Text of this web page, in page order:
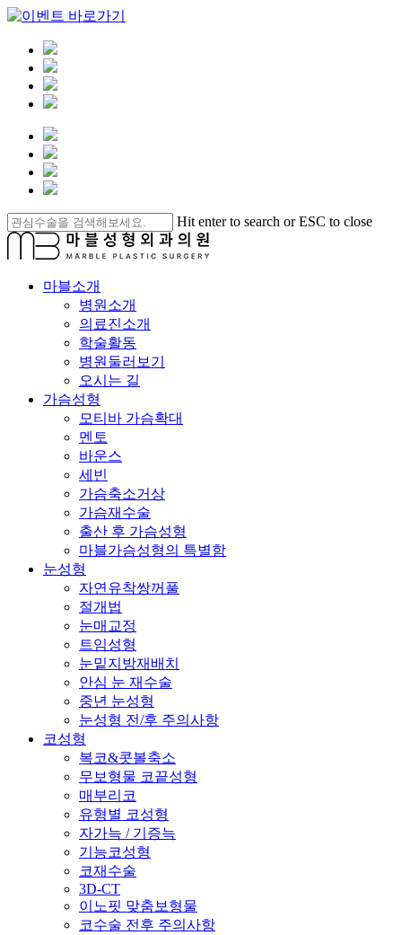
Skip
to
Hit enter to search or ESC to close
Close
Search
Menu
마블소개
병원소개
의료진소개
학술활동
병원둘러보기
오시는 길
가슴성형
모티바 가슴확대
멘토
바운스
세빈
가슴축소거상
가슴재수술
출산 후 가슴성형
마블가슴성형의 특별함
눈성형
자연유착쌍꺼풀
절개법
눈매교정
트임성형
눈밑지방재배치
안심 눈 재수술
중년 눈성형
눈성형 전/후 주의사항
코성형
복코&콧볼축소
무보형물 코끝성형
매부리코
유형별 코성형
자가늑 / 기증늑
기능코성형
코재수술
3D-CT
이노핏 맞춤보형물
코수술 전후 주의사항